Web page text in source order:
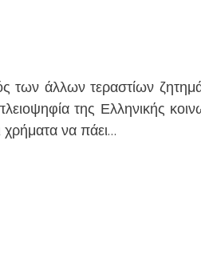
των άλλων τεραστίων
της Ελληνικής
χρήματα να πάει…